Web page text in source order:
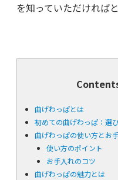
を知っていただければ
曲げわっぱとは
初めての曲げわっぱ：選
曲げわっぱの使い方とお
使い方のポイント
お手入れのコツ
曲げわっぱの魅力とは